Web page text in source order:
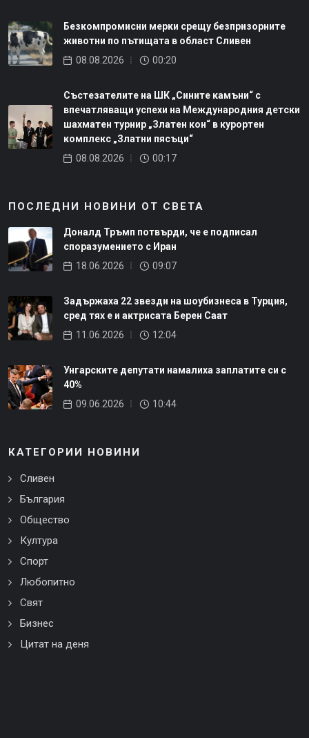
Безкомпромисни мерки срещу безпризорните
животни по пътищата в област Сливен
08.08.2026
00:20
Състезателите на ШК „Сините камъни“ с
впечатляващи успехи на Международния детски
шахматен турнир „Златен кон“ в курортен
комплекс „Златни пясъци“
08.08.2026
00:17
ПОСЛЕДНИ НОВИНИ ОТ СВЕТА
Доналд Тръмп потвърди, че е подписал
споразумението с Иран
18.06.2026
09:07
Задържаха 22 звезди на шоубизнеса в Турция,
сред тях е и актрисата Берен Саат
11.06.2026
12:04
Унгарските депутати намалиха заплатите си с
40%
09.06.2026
10:44
КАТЕГОРИИ НОВИНИ
Сливен
България
Общество
Култура
Спорт
Любопитно
Свят
Бизнес
Цитат на деня